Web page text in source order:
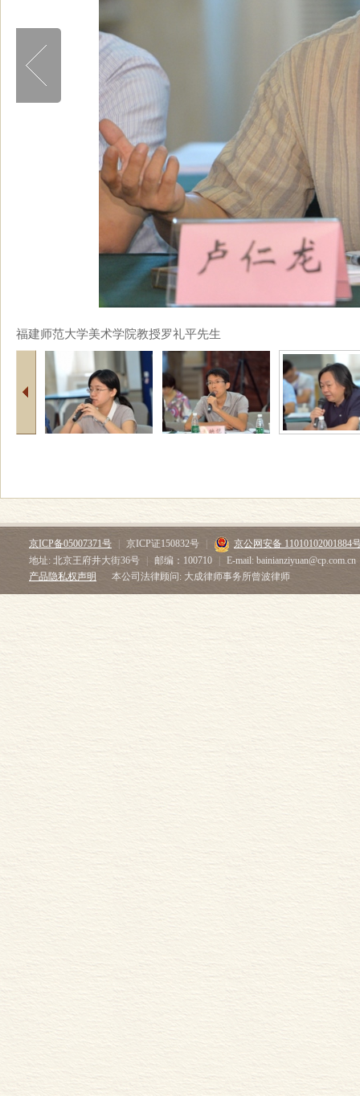
福建师范大学美术学院教授罗礼平先生
京ICP备05007371号 京ICP证150832号
京公网安备 11010102001884
地址: 北京王府井大街36号
邮编：100710
E-mail: bainianziyuan@cp.com.cn
产品隐私权声明
本公司法律顾问: 大成律师事务所曾波律师